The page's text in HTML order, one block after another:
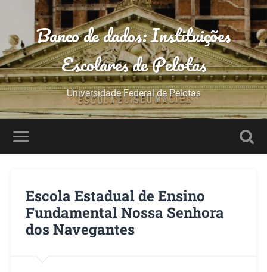
Banco de dados: Instituições
Escolares de Pelotas
Universidade Federal de Pelotas
Escola Estadual de Ensino
Fundamental Nossa Senhora
dos Navegantes